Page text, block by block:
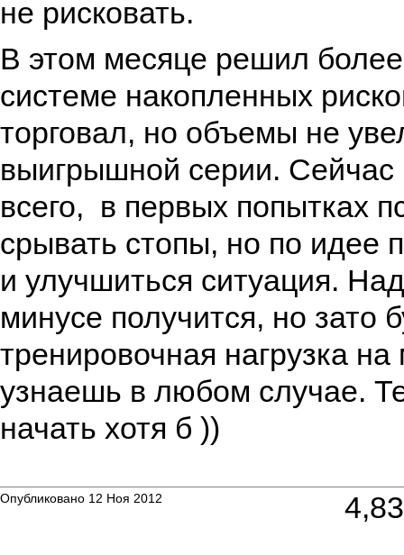
не рисковать.
В этом месяце решил более
системе накопленных
торговал, но объемы не
выигрышной серии. Сейчас
всего, в первых попытках
срывать стопы, но по идее
и улучшиться ситуация.
минусе получится, но зато
тренировочная нагрузка
узнаешь в любом случае.
начать хотя б ))
Опубликовано 12 Ноя 2012